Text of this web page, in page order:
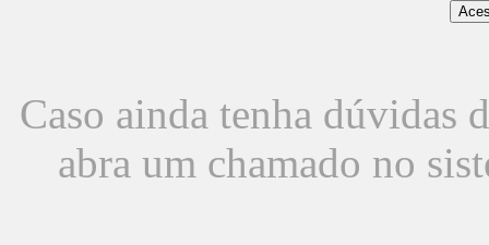
Caso ainda tenha dúvidas
abra um chamado no